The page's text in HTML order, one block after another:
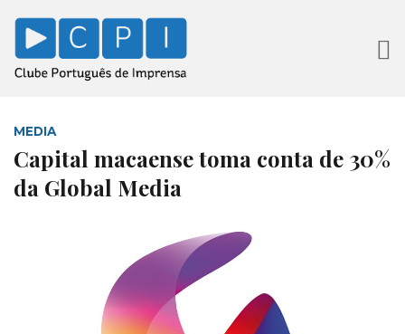
MEDIA
Capital macaense toma conta de 30%
da Global Media